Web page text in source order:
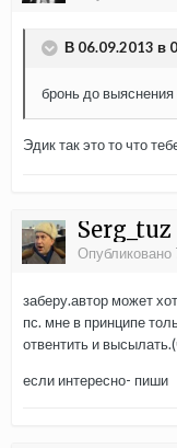
В 06.09.2013 в
бронь до выяснения
Эдик так это то что
Serg_tuz
Опубликовано
заберу.автор может
пс. мне в принципе
отвентить и
если интересно- пиши